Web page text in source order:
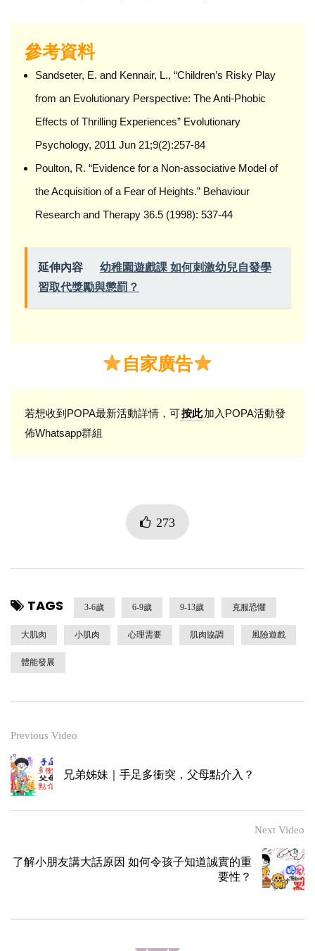
參考資料
Sandseter, E. and Kennair, L., “Children’s Risky Play
from an Evolutionary Perspective: The Anti-Phobic
Effects of Thrilling Experiences” Evolutionary
Psychology, 2011 Jun 21;9(2):257-84
Poulton, R. “Evidence for a Non-associative Model of
the Acquisition of a Fear of Heights.” Behaviour
Research and Therapy 36.5 (1998): 537-44
延伸內容
幼稚園遊戲課 如何刺激幼兒自發學
習取代獎勵與懲罰？
自家廣告
若想收到POPA最新活動詳情，可按此加入POPA活動發
佈Whatsapp群組
273
TAGS 3-6歲 6-9歲 9-13歲 克服恐懼
大肌肉 小肌肉 心理需要 肌肉協調 風險遊戲
體能發展
Previous Video
兄弟姊妹｜手足多衝突，父母點介入？
Next Video
了解小朋友講大話原因 如何令孩子知道誠實的重
要性？